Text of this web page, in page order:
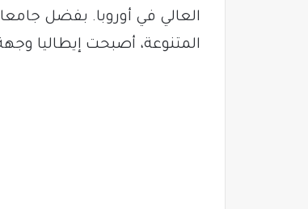
العالي في أوروبا. بفضل
المتنوعة، أصبحت إيطاليا